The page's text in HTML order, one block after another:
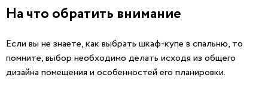
На что обратить внимание
Если вы не знаете, как выбрать шкаф-купе в спальню, то
помните, выбор необходимо делать исходя из общего
дизайна помещения и особенностей его планировки.